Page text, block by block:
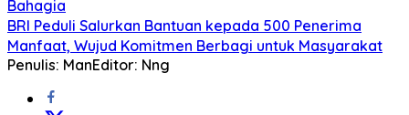
Bahagia
BRI Peduli Salurkan Bantuan kepada 500 Penerima
Manfaat, Wujud Komitmen Berbagi untuk Masyarakat
Penulis: ManEditor: Nng